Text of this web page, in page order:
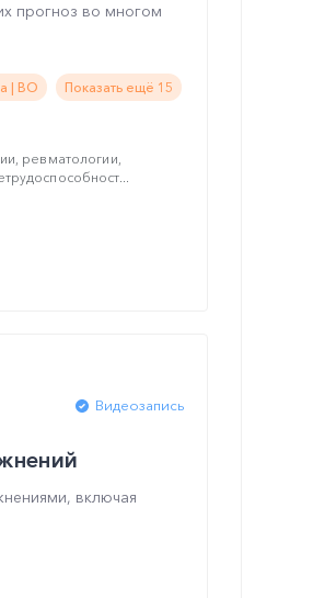
прогноз во многом
| ВО Показать ещё 15
ревматологии,
Видеозапись
включая